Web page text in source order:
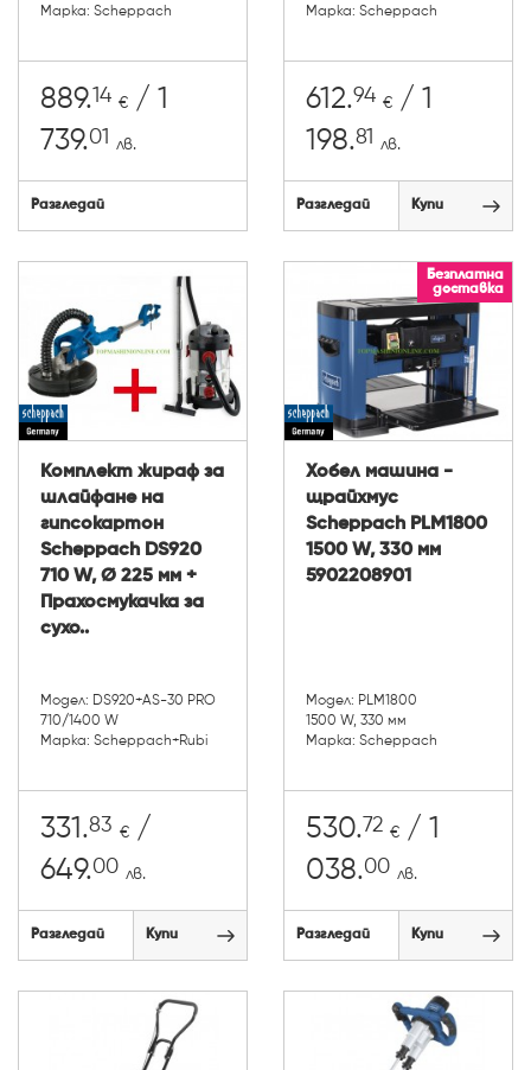
Марка: Scheppach
889.14 € / 1
739.01 лв.
Разгледай
Марка: Scheppach
612.94 € / 1
198.81 лв.
Разгледай Купи
Комплект жираф за
шлайфане на
гипсокартон
Scheppach DS920
710 W, Ø 225 мм +
Прахосмукачка за
сухо..
Модел: DS920+AS-30 PRO
710/1400 W
Марка: Scheppach+Rubi
331.83 € /
649.00 лв.
Разгледай Купи
Безплатна
доставка
Хобел машина -
щрайхмус
Scheppach PLM1800
1500 W, 330 мм
5902208901
Модел: PLM1800
1500 W, 330 мм
Марка: Scheppach
530.72 € / 1
038.00 лв.
Разгледай Купи